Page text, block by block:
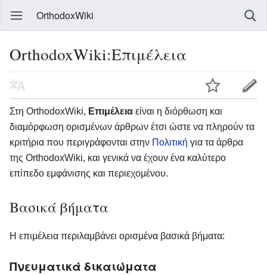
OrthodoxWiki
OrthodoxWiki:Επιμέλεια
Στη OrthodoxWiki, Επιμέλεια είναι η διόρθωση και
διαμόρφωση ορισμένων άρθρων έτσι ώστε να πληρούν τα
κριτήρια που περιγράφονται στην Πολιτική για τα άρθρα
της OrthodoxWiki, και γενικά να έχουν ένα καλύτερο
επίπεδο εμφάνισης και περιεχομένου.
Βασικά βήματα
Η επιμέλεια περιλαμβάνει ορισμένα βασικά βήματα:
Πνευματικά δικαιώματα